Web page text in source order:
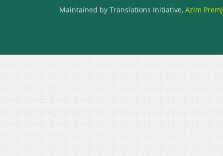
Maintained by Translations Initiative, Azim